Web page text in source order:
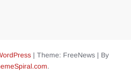
| Theme: FreeNews | By
.